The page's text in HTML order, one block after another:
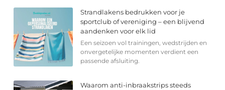
Strandlakens bedrukken voor je
sportclub of vereniging – een blijvend
aandenken voor elk lid
Een seizoen vol trainingen, wedstrijden en
onvergetelijke momenten verdient een
passende afsluiting.
Waarom anti-inbraakstrips steeds